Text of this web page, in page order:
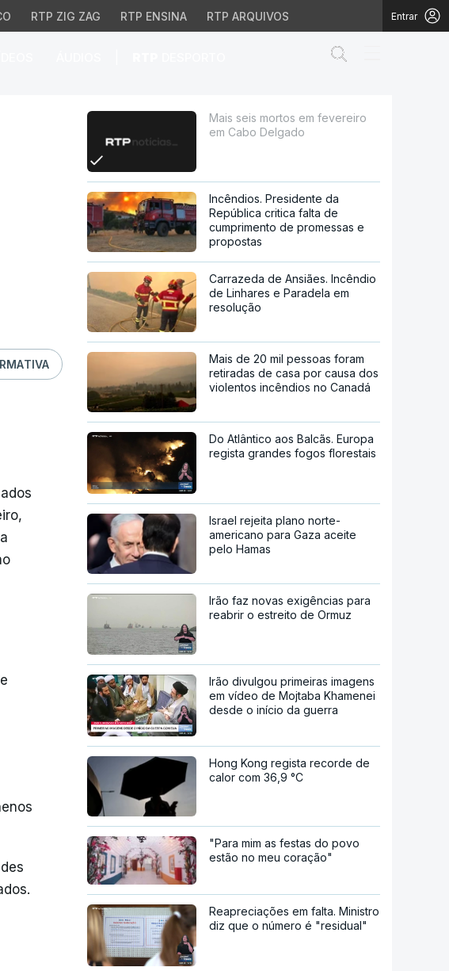
RTP ZIG ZAG RTP ENSINA RTP ARQUIVOS Entrar
Delgado
Mais seis mortos em fevereiro
em Cabo Delgado
Incêndios. Presidente da
República critica falta de
cumprimento de promessas e
propostas
Carrazeda de Ansiães. Incêndio
de Linhares e Paradela em
resolução
Mais de 20 mil pessoas foram
retiradas de casa por causa dos
violentos incêndios no Canadá
Do Atlântico aos Balcãs. Europa
regista grandes fogos florestais
Israel rejeita plano norte-
americano para Gaza aceite
pelo Hamas
Irão faz novas exigências para
reabrir o estreito de Ormuz
Irão divulgou primeiras imagens
em vídeo de Mojtaba Khamenei
desde o início da guerra
Hong Kong regista recorde de
calor com 36,9 °C
"Para mim as festas do povo
estão no meu coração"
Reapreciações em falta. Ministro
diz que o número é "residual"